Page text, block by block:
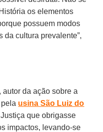
os elementos
possuem modos
da cultura prevalente”,
da ação sobre a
usina São Luiz do
que obrigasse
impactos, levando-se